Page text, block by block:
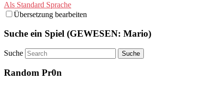
Als Standard Sprache
Übersetzung bearbeiten
Suche ein Spiel (GEWESEN: Mario)
Suche
Random Pr0n